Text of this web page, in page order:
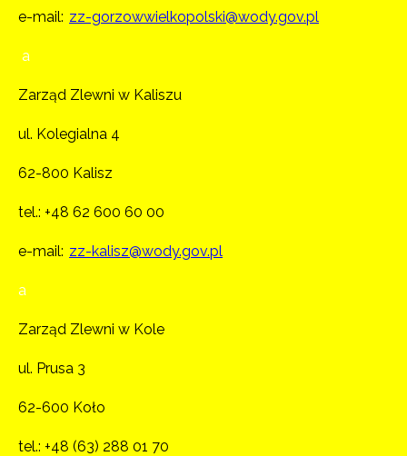
e-mail: zz-gorzowwielkopolski@wody.gov.pl
a
Zarząd Zlewni w Kaliszu
ul. Kolegialna 4
62-800 Kalisz
tel.: +48 62 600 60 00
e-mail: zz-kalisz@wody.gov.pl
a
Zarząd Zlewni w Kole
ul. Prusa 3
62-600 Koło
tel.: +48 (63) 288 01 70